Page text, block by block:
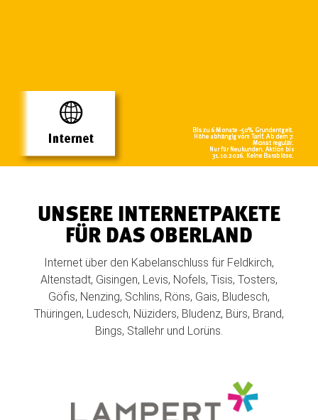
UNSERE INTERNETPAKETE
FÜR DAS OBERLAND
Internet über den Kabelanschluss für Feldkirch,
Altenstadt, Gisingen, Levis, Nofels, Tisis, Tosters,
Göfis, Nenzing, Schlins, Röns, Gais, Bludesch,
Thüringen, Ludesch, Nüziders, Bludenz, Bürs, Brand,
Bings, Stallehr und Lorüns.